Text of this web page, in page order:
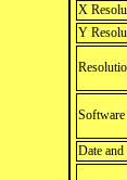
X
Y
Date